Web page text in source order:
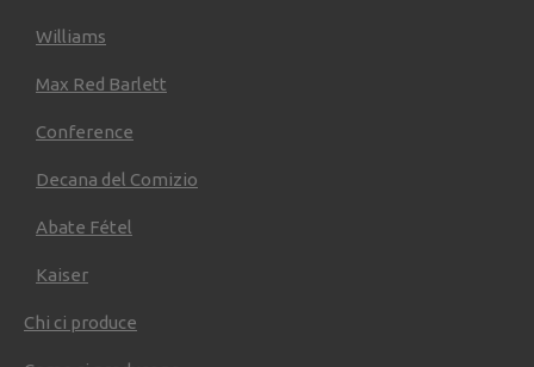
Home
LEPERE
INFIERA
STAMPA
BLOG
Williams
Max Red Barlett
Conference
Decana del Comizio
Abate Fétel
Kaiser
Chi ci produce